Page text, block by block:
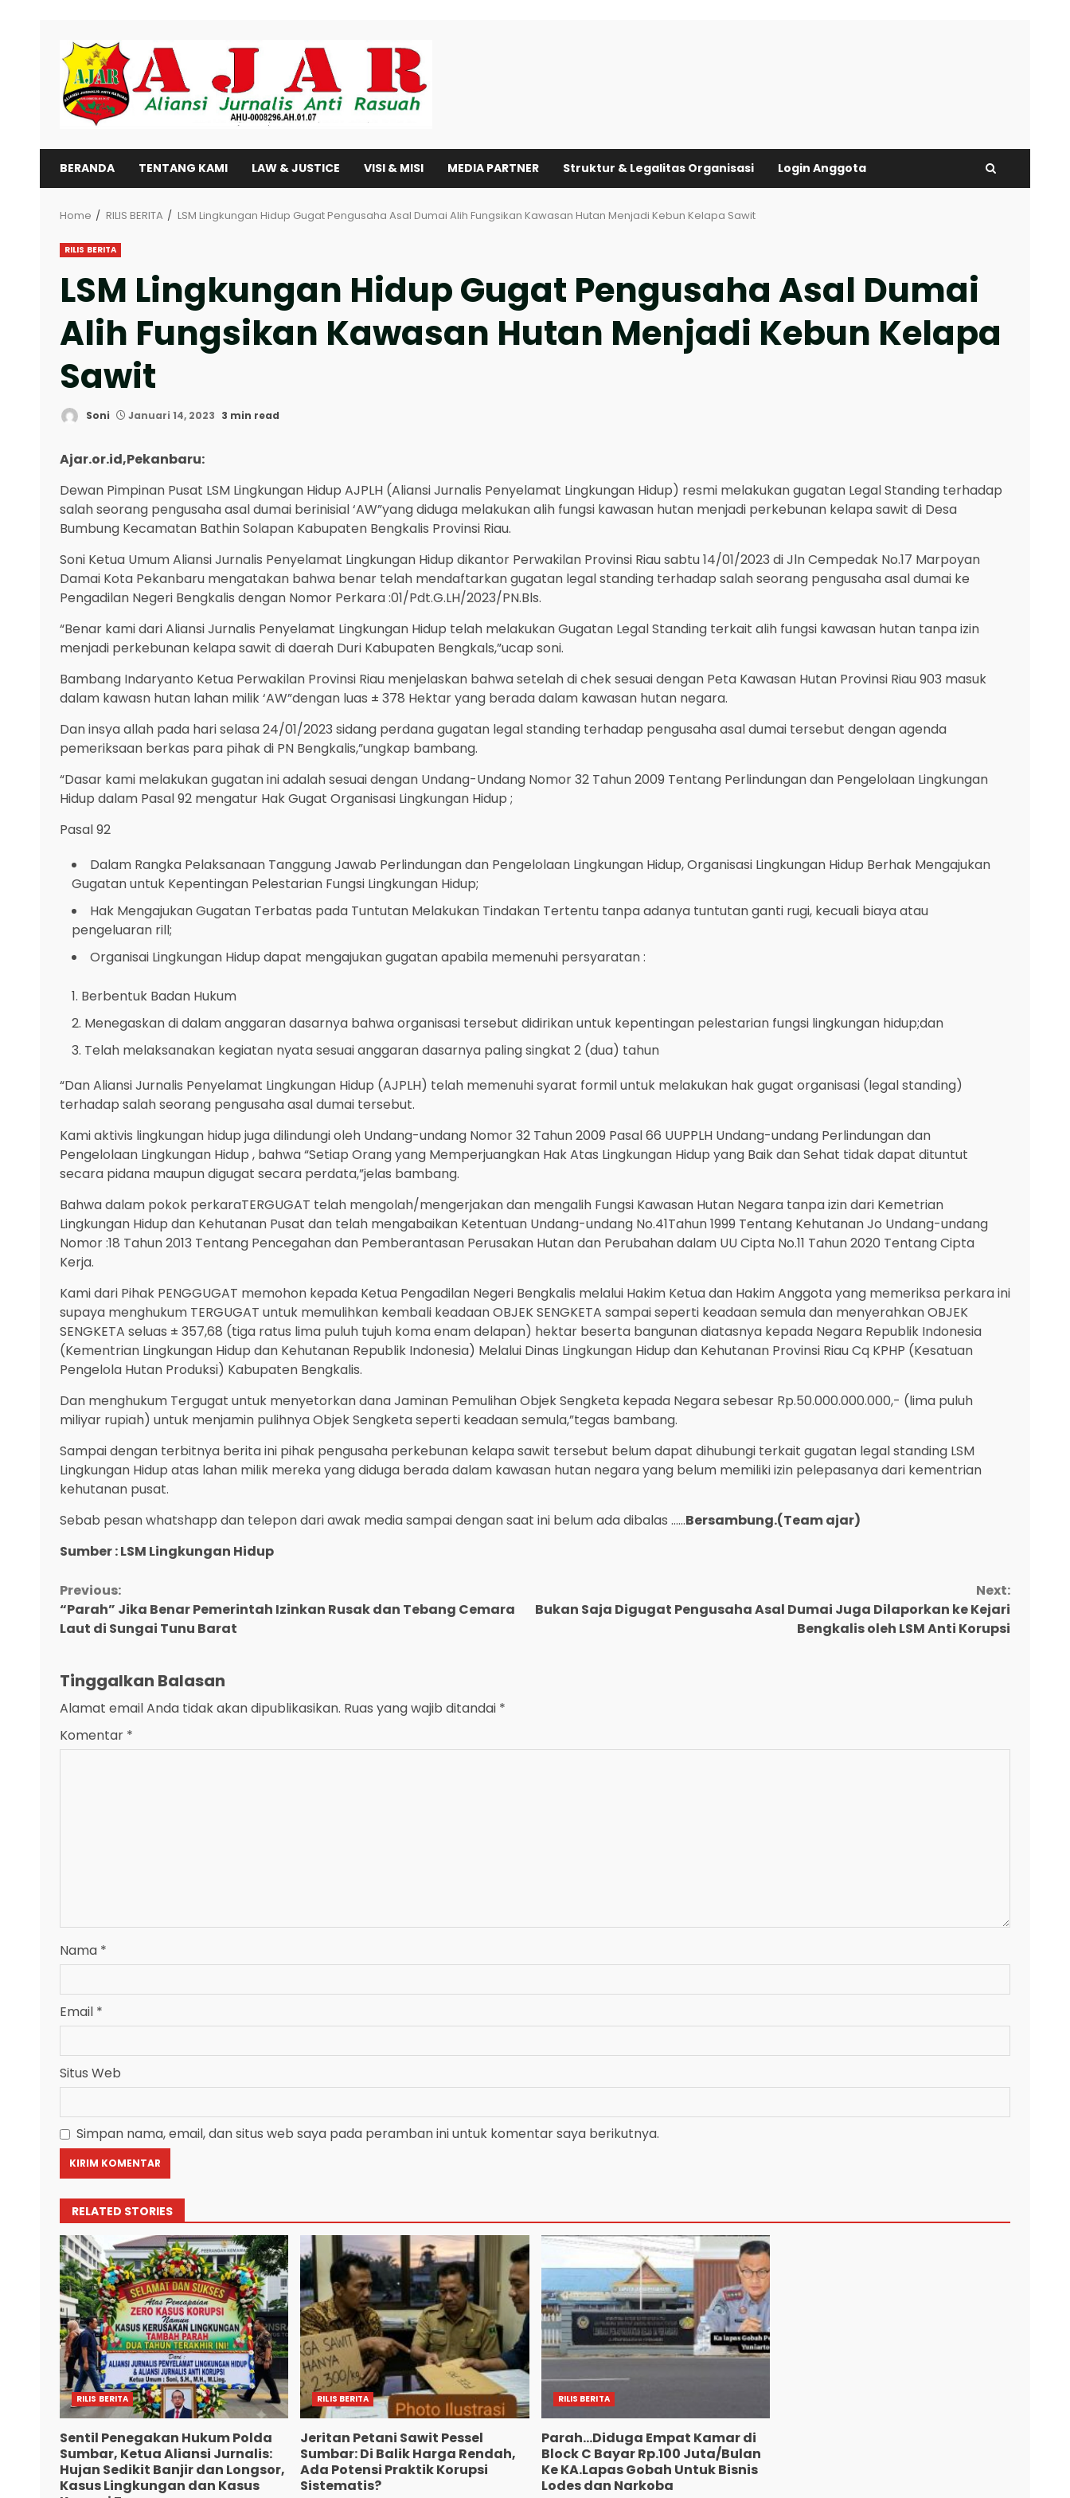
content
BERANDA TENTANG KAMI LAW & JUSTICE VISI & MISI MEDIA PARTNER Struktur & Legalitas Organisasi Login Anggota
Home RILIS BERITA LSM Lingkungan Hidup Gugat Pengusaha Asal Dumai Alih Fungsikan Kawasan Hutan Menjadi Kebun Kelapa Sawit
RILIS BERITA
LSM Lingkungan Hidup Gugat Pengusaha Asal Dumai
Alih Fungsikan Kawasan Hutan Menjadi Kebun Kelapa
Sawit
Soni Januari 14, 2023 3 min read
Ajar.or.id,Pekanbaru:
Dewan Pimpinan Pusat LSM Lingkungan Hidup AJPLH (Aliansi Jurnalis Penyelamat Lingkungan Hidup) resmi melakukan gugatan Legal Standing terhadap
salah seorang pengusaha asal dumai berinisial ‘AW”yang diduga melakukan alih fungsi kawasan hutan menjadi perkebunan kelapa sawit di Desa
Bumbung Kecamatan Bathin Solapan Kabupaten Bengkalis Provinsi Riau.
Soni Ketua Umum Aliansi Jurnalis Penyelamat Lingkungan Hidup dikantor Perwakilan Provinsi Riau sabtu 14/01/2023 di Jln Cempedak No.17 Marpoyan
Damai Kota Pekanbaru mengatakan bahwa benar telah mendaftarkan gugatan legal standing terhadap salah seorang pengusaha asal dumai ke
Pengadilan Negeri Bengkalis dengan Nomor Perkara :01/Pdt.G.LH/2023/PN.Bls.
“Benar kami dari Aliansi Jurnalis Penyelamat Lingkungan Hidup telah melakukan Gugatan Legal Standing terkait alih fungsi kawasan hutan tanpa izin
menjadi perkebunan kelapa sawit di daerah Duri Kabupaten Bengkals,”ucap soni.
Bambang Indaryanto Ketua Perwakilan Provinsi Riau menjelaskan bahwa setelah di chek sesuai dengan Peta Kawasan Hutan Provinsi Riau 903 masuk
dalam kawasn hutan lahan milik ‘AW”dengan luas ± 378 Hektar yang berada dalam kawasan hutan negara.
Dan insya allah pada hari selasa 24/01/2023 sidang perdana gugatan legal standing terhadap pengusaha asal dumai tersebut dengan agenda
pemeriksaan berkas para pihak di PN Bengkalis,”ungkap bambang.
“Dasar kami melakukan gugatan ini adalah sesuai dengan Undang-Undang Nomor 32 Tahun 2009 Tentang Perlindungan dan Pengelolaan Lingkungan
Hidup dalam Pasal 92 mengatur Hak Gugat Organisasi Lingkungan Hidup ;
Pasal 92
Dalam Rangka Pelaksanaan Tanggung Jawab Perlindungan dan Pengelolaan Lingkungan Hidup, Organisasi Lingkungan Hidup Berhak Mengajukan
Gugatan untuk Kepentingan Pelestarian Fungsi Lingkungan Hidup;
Hak Mengajukan Gugatan Terbatas pada Tuntutan Melakukan Tindakan Tertentu tanpa adanya tuntutan ganti rugi, kecuali biaya atau
pengeluaran rill;
Organisai Lingkungan Hidup dapat mengajukan gugatan apabila memenuhi persyaratan :
Berbentuk Badan Hukum
Menegaskan di dalam anggaran dasarnya bahwa organisasi tersebut didirikan untuk kepentingan pelestarian fungsi lingkungan hidup;dan
Telah melaksanakan kegiatan nyata sesuai anggaran dasarnya paling singkat 2 (dua) tahun
“Dan Aliansi Jurnalis Penyelamat Lingkungan Hidup (AJPLH) telah memenuhi syarat formil untuk melakukan hak gugat organisasi (legal standing)
terhadap salah seorang pengusaha asal dumai tersebut.
Kami aktivis lingkungan hidup juga dilindungi oleh Undang-undang Nomor 32 Tahun 2009 Pasal 66 UUPPLH Undang-undang Perlindungan dan
Pengelolaan Lingkungan Hidup , bahwa “Setiap Orang yang Memperjuangkan Hak Atas Lingkungan Hidup yang Baik dan Sehat tidak dapat dituntut
secara pidana maupun digugat secara perdata,”jelas bambang.
Bahwa dalam pokok perkaraTERGUGAT telah mengolah/mengerjakan dan mengalih Fungsi Kawasan Hutan Negara tanpa izin dari Kemetrian
Lingkungan Hidup dan Kehutanan Pusat dan telah mengabaikan Ketentuan Undang-undang No.41Tahun 1999 Tentang Kehutanan Jo Undang-undang
Nomor :18 Tahun 2013 Tentang Pencegahan dan Pemberantasan Perusakan Hutan dan Perubahan dalam UU Cipta No.11 Tahun 2020 Tentang Cipta
Kerja.
Kami dari Pihak PENGGUGAT memohon kepada Ketua Pengadilan Negeri Bengkalis melalui Hakim Ketua dan Hakim Anggota yang memeriksa perkara ini
supaya menghukum TERGUGAT untuk memulihkan kembali keadaan OBJEK SENGKETA sampai seperti keadaan semula dan menyerahkan OBJEK
SENGKETA seluas ± 357,68 (tiga ratus lima puluh tujuh koma enam delapan) hektar beserta bangunan diatasnya kepada Negara Republik Indonesia
(Kementrian Lingkungan Hidup dan Kehutanan Republik Indonesia) Melalui Dinas Lingkungan Hidup dan Kehutanan Provinsi Riau Cq KPHP (Kesatuan
Pengelola Hutan Produksi) Kabupaten Bengkalis.
Dan menghukum Tergugat untuk menyetorkan dana Jaminan Pemulihan Objek Sengketa kepada Negara sebesar Rp.50.000.000.000,- (lima puluh
miliyar rupiah) untuk menjamin pulihnya Objek Sengketa seperti keadaan semula,”tegas bambang.
Sampai dengan terbitnya berita ini pihak pengusaha perkebunan kelapa sawit tersebut belum dapat dihubungi terkait gugatan legal standing LSM
Lingkungan Hidup atas lahan milik mereka yang diduga berada dalam kawasan hutan negara yang belum memiliki izin pelepasanya dari kementrian
kehutanan pusat.
Sebab pesan whatshapp dan telepon dari awak media sampai dengan saat ini belum ada dibalas ……Bersambung.(Team ajar)
Sumber : LSM Lingkungan Hidup
Continue
Reading
Previous:
“Parah” Jika Benar Pemerintah Izinkan Rusak dan Tebang Cemara
Laut di Sungai Tunu Barat
Next:
Bukan Saja Digugat Pengusaha Asal Dumai Juga Dilaporkan ke Kejari
Bengkalis oleh LSM Anti Korupsi
Tinggalkan Balasan
Alamat email Anda tidak akan dipublikasikan. Ruas yang wajib ditandai *
Komentar *
Nama *
Email *
Situs Web
Simpan nama, email, dan situs web saya pada peramban ini untuk komentar saya berikutnya.
RELATED STORIES
RILIS BERITA
Sentil Penegakan Hukum Polda
Sumbar, Ketua Aliansi Jurnalis:
Hujan Sedikit Banjir dan Longsor,
Kasus Lingkungan dan Kasus
RILIS BERITA
Jeritan Petani Sawit Pessel
Sumbar: Di Balik Harga Rendah,
Ada Potensi Praktik Korupsi
Sistematis?
RILIS BERITA
Parah…Diduga Empat Kamar di
Block C Bayar Rp.100 Juta/Bulan
Ke KA.Lapas Gobah Untuk Bisnis
Lodes dan Narkoba